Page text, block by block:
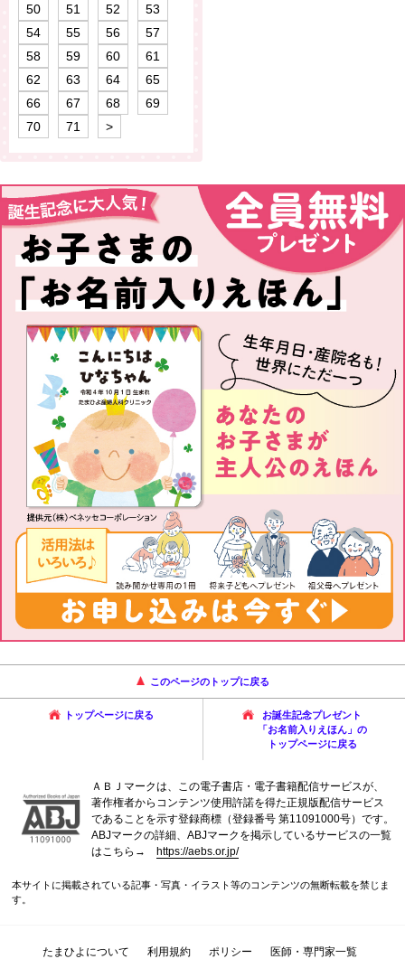
50
51 52
53
54
55 56
57
58
59 60
61
62
63 64
65
66
67 68
69
70
71 >
このページのトップに戻る
トップページに戻る
お誕生記念プレゼント
「お名前入りえほん」の
トップページに戻る
ＡＢＪマークは、この電子書店・電子書籍配信サービスが、
著作権者からコンテンツ使用許諾を得た正規版配信サービス
であることを示す登録商標（登録番号 第11091000号）です。
ABJマークの詳細、ABJマークを掲示しているサービスの一覧
はこちら→ https://aebs.or.jp/
本サイトに掲載されている記事・写真・イラスト等のコンテンツの無断転載を禁じま
す。
たまひよについて 利用規約 ポリシー 医師・専門家一覧